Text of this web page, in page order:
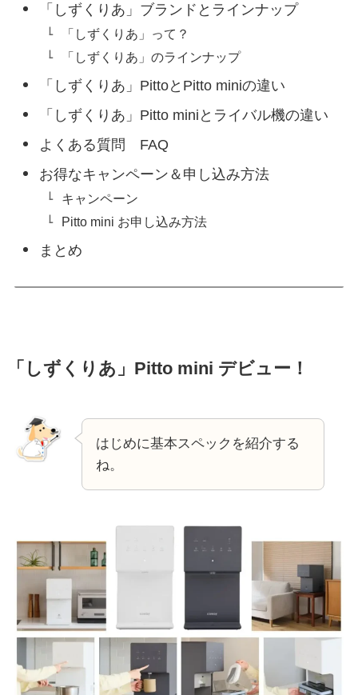
「しずくりあ」ブランドとラインナップ
「しずくりあ」って？
「しずくりあ」のラインナップ
「しずくりあ」PittoとPitto miniの違い
「しずくりあ」Pitto miniとライバル機の違い
よくある質問 FAQ
お得なキャンペーン＆申し込み方法
キャンペーン
Pitto mini お申し込み方法
まとめ
「しずくりあ」Pitto mini デビュー！
はじめに基本スペックを紹介する
ね。